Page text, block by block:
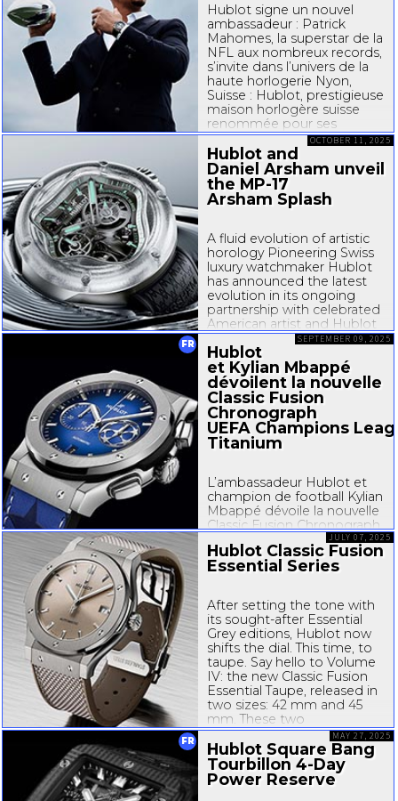
Hublot signe un nouvel
ambassadeur : Patrick
Mahomes, la superstar de la
NFL aux nombreux records,
s’invite dans l’univers de la
haute horlogerie Nyon,
Suisse : Hublot, prestigieuse
maison horlogère suisse
renommée pour ses
designs audacieux et son
savoir...
Hublot and
Daniel Arsham unveil
the MP-17
Arsham Splash
A fluid evolution of artistic
horology Pioneering Swiss
luxury watchmaker Hublot
has announced the latest
evolution in its ongoing
partnership with celebrated
American artist and Hublot
Ambassador, Daniel
Arsham: the Hublot
Arsham Splash Titanium
Sapphire....
OCTOBER 11, 2025
FR
Hublot
et Kylian Mbappé
dévoilent la nouvelle
Classic Fusion
Chronograph
UEFA Champions
Titanium
L’ambassadeur Hublot et
champion de football Kylian
Mbappé dévoile la nouvelle
Classic Fusion Chronograph
UEFA Champions League
Titanium : une montre qui
marque à tous les coups
doublé en termes
d’héritage. Les 70 ans du
Championnat d’Europe. Les
10 ans de Hublot...
SEPTEMBER 09, 2025
Hublot Classic Fusion
Essential Series
After setting the tone with
its sought-after Essential
Grey editions, Hublot now
shifts the dial. This time, to
taupe. Say hello to Volume
IV: the new Classic Fusion
Essential Taupe, released in
two sizes: 42 mm and 45
mm. These two
online-exclusive...
JULY 07, 2025
FR
Hublot Square Bang
Tourbillon 4-Day
Power Reserve
MAY 27, 2025